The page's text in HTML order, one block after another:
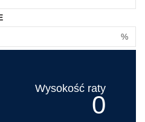
%
Wysokość raty
0